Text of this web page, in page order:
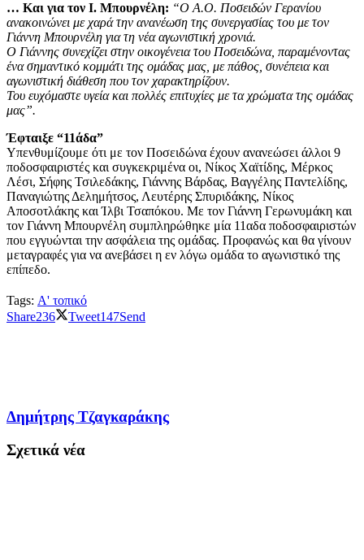
… Και για τον Ι. Μπουρνέλη: “Ο Α.Ο. Ποσειδών Γερανίου
ανακοινώνει με χαρά την ανανέωση της συνεργασίας του με τον
Γιάννη Μπουρνέλη για τη νέα αγωνιστική χρονιά.
Ο Γιάννης συνεχίζει στην οικογένεια του Ποσειδώνα, παραμένοντας
ένα σημαντικό κομμάτι της ομάδας μας, με πάθος, συνέπεια και
αγωνιστική διάθεση που τον χαρακτηρίζουν.
Του ευχόμαστε υγεία και πολλές επιτυχίες με τα χρώματα της ομάδας
μας”.
Έφταιξε “11άδα”
Υπενθυμίζουμε ότι με τον Ποσειδώνα έχουν ανανεώσει άλλοι 9
ποδοσφαιριστές και συγκεκριμένα οι, Νίκος Χαϊτίδης, Μέρκος
Λέσι, Σήφης Τσιλεδάκης, Γιάννης Βάρδας, Βαγγέλης Παντελίδης,
Παναγιώτης Δελημήτσος, Λευτέρης Σπυριδάκης, Νίκος
Αποσοτλάκης και Ίλβι Τσαπόκου. Με τον Γιάννη Γερωνυμάκη και
τον Γιάννη Μπουρνέλη συμπληρώθηκε μία 11αδα ποδοσφαιριστών
που εγγυώνται την ασφάλεια της ομάδας. Προφανώς και θα γίνουν
μεταγραφές για να ανεβάσει η εν λόγω ομάδα το αγωνιστικό της
επίπεδο.
Tags: Α' τοπικό
Share236 Tweet147Send
Δημήτρης Τζαγκαράκης
Σχετικά νέα